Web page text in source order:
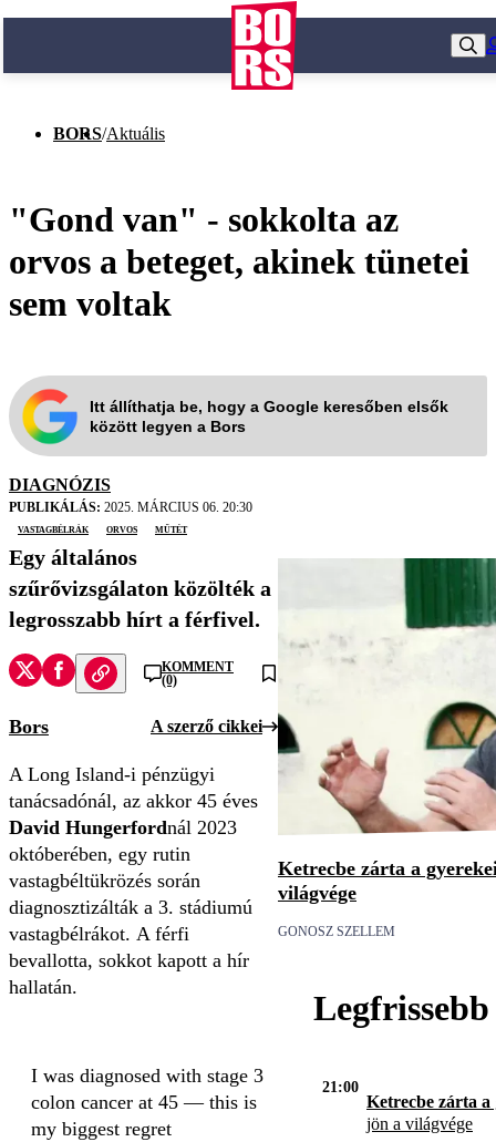
BORS/Aktuális
"Gond van" - sokkolta az
orvos a beteget, akinek tünetei
sem voltak
Itt állíthatja be, hogy a Google keresőben elsők
között legyen a Bors
DIAGNÓZIS
PUBLIKÁLÁS: 2025. MÁRCIUS 06. 20:30
vastagbélrák
orvos műtét
Egy általános
szűrővizsgálaton közölték a
legrosszabb hírt a férfivel.
KOMMENT
(0)
Bors A szerző cikkei
A Long Island-i pénzügyi
tanácsadónál, az akkor 45 éves
David Hungerfordnál 2023
októberében, egy rutin
vastagbéltükrözés során
diagnosztizálták a 3. stádiumú
vastagbélrákot. A férfi
bevallotta, sokkot kapott a hír
hallatán.
I was diagnosed with stage 3
colon cancer at 45 — this is
my biggest regret
Ketrecbe zárta a
világvége
GONOSZ SZELLEM
Legfrissebb
21:00
Ketrecbe zárta a
jön a világvége